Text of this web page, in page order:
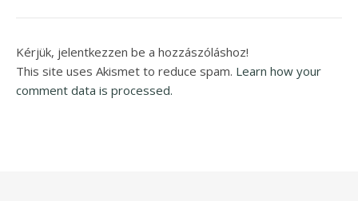
Kérjük, jelentkezzen be a hozzászóláshoz!
This site uses Akismet to reduce spam. Learn how your
comment data is processed.